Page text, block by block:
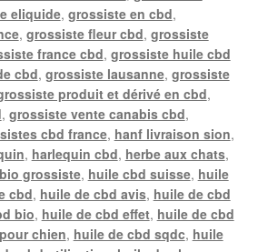
eliquide, grossiste en cbd,
, grossiste fleur cbd, grossiste
france cbd, grossiste huile cbd
cbd, grossiste lausanne, grossiste
produit et dérivé en cbd,
, grossiste vente canabis cbd,
cbd france, hanf livraison sion,
, harlequin cbd, herbe aux chats,
grossiste, huile cbd suisse, huile
cbd, huile de cbd avis, huile de cbd
bio, huile de cbd effet, huile de cbd
chien, huile de cbd sqdc, huile